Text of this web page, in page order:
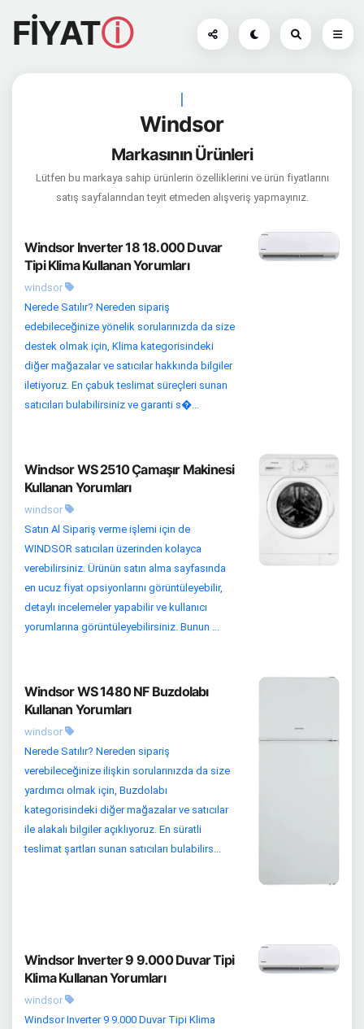
FİYATⓘ
|
Windsor
Markasının Ürünleri
Lütfen bu markaya sahip ürünlerin özelliklerini ve ürün fiyatlarını
satış sayfalarından teyit etmeden alışveriş yapmayınız.
Windsor Inverter 18 18.000 Duvar
Tipi Klima Kullanan Yorumları
windsor
Nerede Satılır? Nereden sipariş
edebileceğinize yönelik sorularınızda da size
destek olmak için, Klima kategorisindeki
diğer mağazalar ve satıcılar hakkında bilgiler
iletiyoruz. En çabuk teslimat süreçleri sunan
satıcıları bulabilirsiniz ve garanti s�...
Windsor WS 2510 Çamaşır Makinesi
Kullanan Yorumları
windsor
Satın Al Sipariş verme işlemi için de
WINDSOR satıcıları üzerinden kolayca
verebilirsiniz. Ürünün satın alma sayfasında
en ucuz fiyat opsiyonlarını görüntüleyebilir,
detaylı incelemeler yapabilir ve kullanıcı
yorumlarına görüntüleyebilirsiniz. Bunun ...
Windsor WS 1480 NF Buzdolabı
Kullanan Yorumları
windsor
Nerede Satılır? Nereden sipariş
verebileceğinize ilişkin sorularınızda da size
yardımcı olmak için, Buzdolabı
kategorisindeki diğer mağazalar ve satıcılar
ile alakalı bilgiler açıklıyoruz. En süratli
teslimat şartları sunan satıcıları bulabilirs...
Windsor Inverter 9 9.000 Duvar Tipi
Klima Kullanan Yorumları
windsor
Windsor Inverter 9 9.000 Duvar Tipi Klima